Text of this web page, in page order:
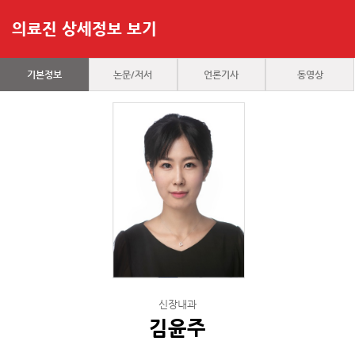
의료진 상세정보 보기
기본정보 논문/저서 언론기사 동영상
신장내과
김윤주